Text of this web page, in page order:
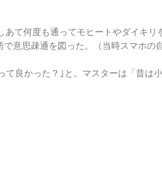
て何度も通ってモヒートやダイキ
意思疎通を図った。（当時スマホの
良かった？｣と。マスターは「昔は